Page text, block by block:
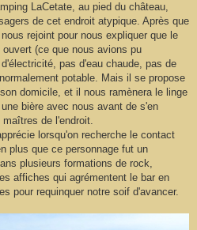
LaCetate, au pied du château,
de cet endroit atypique. Après que
rejoint pour nous expliquer que le
(ce que nous avions pu
pas d'eau chaude, pas de
potable. Mais il se propose
domicile, et il nous ramènera le linge
bière avec nous avant de s'en
de l'endroit.
lorsqu'on recherche le contact
plus que ce personnage fut un
plusieurs formations de rock,
affiches qui agrémentent le bar en
pour requinquer notre soif d'avancer.